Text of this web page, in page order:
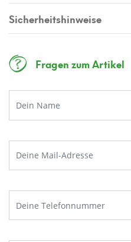
Sicherheitshinweise
Fragen zum Artikel